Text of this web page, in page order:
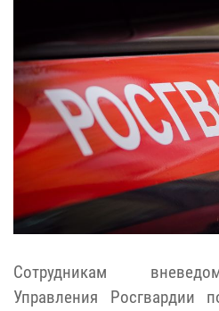
Сотрудникам
Управления Росгвардии